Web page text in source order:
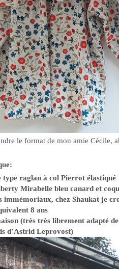
le format de mon amie Cécile,
type raglan à col Pierrot élastiqué
Mirabelle bleu canard et
immémoriaux, chez Shaukat je
8 ans
(très très librement adapté
d’Astrid Leprovost)